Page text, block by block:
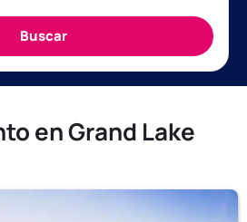
en Grand Lake